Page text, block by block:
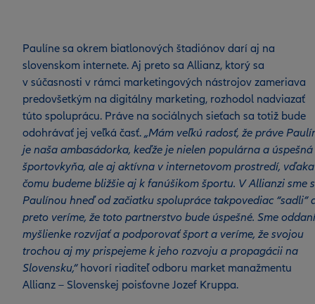
Paulíne sa okrem biatlonových štadiónov darí aj na
slovenskom internete. Aj preto sa Allianz, ktorý sa
v súčasnosti v rámci marketingových nástrojov zameriava
predovšetkým na digitálny marketing, rozhodol nadviazať
túto spoluprácu. Práve na sociálnych sieťach sa totiž bude
odohrávať jej veľká časť. „Mám veľkú radosť, že práve
je naša ambasádorka, keďže je nielen populárna a úspešná
športovkyňa, ale aj aktívna v internetovom prostredí, vďaka
čomu budeme bližšie aj k fanúšikom športu. V Allianzi sme
Paulínou hneď od začiatku spolupráce takpovediac “sadli”
preto veríme, že toto partnerstvo bude úspešné. Sme oddaní
myšlienke rozvíjať a podporovať šport a veríme, že svojou
trochou aj my prispejeme k jeho rozvoju a propagácii na
Slovensku,“hovorí riaditeľ odboru market manažmentu
Allianz – Slovenskej poisťovne Jozef Kruppa.